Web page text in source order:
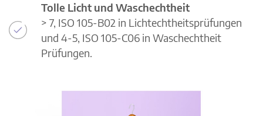
Tolle Licht und Waschechtheit
> 7, ISO 105-B02 in Lichtechtheitsprüfungen
und 4-5, ISO 105-C06 in Waschechtheit
Prüfungen.